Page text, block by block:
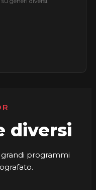
diversi
grandi programmi